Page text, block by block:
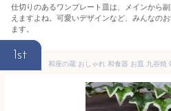
仕切りのあるワンプレート皿は、メインから
えますよね。可愛いデザインなど、みんなの
ます。
1st